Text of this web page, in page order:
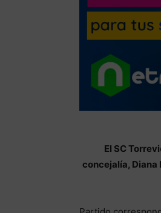
El SC
concejalía, Diana